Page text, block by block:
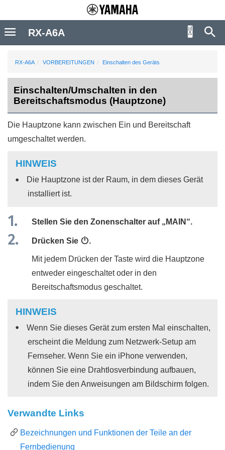
RX-A6A VORBEREITUNGEN Einschalten des Geräts
Einschalten/Umschalten in den
Bereitschaftsmodus (Hauptzone)
Die Hauptzone kann zwischen Ein und Bereitschaft
umgeschaltet werden.
HINWEIS
Die Hauptzone ist der Raum, in dem dieses Gerät
installiert ist.
Stellen Sie den Zonenschalter auf „ MAIN “.
Drücken Sie z.
Mit jedem Drücken der Taste wird die Hauptzone
entweder eingeschaltet oder in den
Bereitschaftsmodus geschaltet.
HINWEIS
Wenn Sie dieses Gerät zum ersten Mal einschalten,
erscheint die Meldung zum Netzwerk-Setup am
Fernseher. Wenn Sie ein iPhone verwenden,
können Sie eine Drahtlosverbindung aufbauen,
indem Sie den Anweisungen am Bildschirm folgen.
Verwandte Links
Bezeichnungen und Funktionen der Teile an der
Fernbedienung
RX-A6A